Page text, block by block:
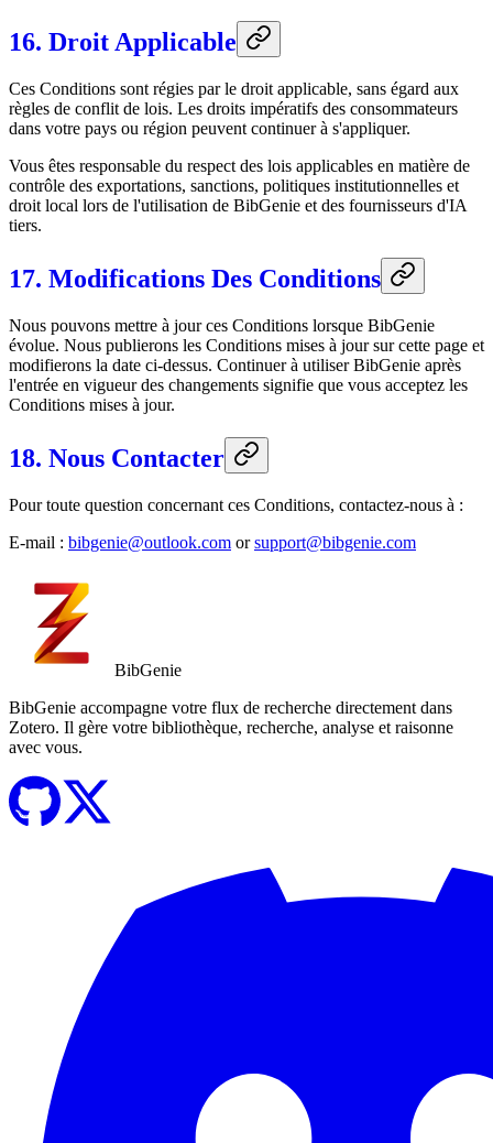
16. Droit Applicable
Ces Conditions sont régies par le droit applicable, sans égard aux
règles de conflit de lois. Les droits impératifs des consommateurs
dans votre pays ou région peuvent continuer à s'appliquer.
Vous êtes responsable du respect des lois applicables en matière de
contrôle des exportations, sanctions, politiques institutionnelles et
droit local lors de l'utilisation de BibGenie et des fournisseurs d'IA
tiers.
17. Modifications Des Conditions
Nous pouvons mettre à jour ces Conditions lorsque BibGenie
évolue. Nous publierons les Conditions mises à jour sur cette page et
modifierons la date ci-dessus. Continuer à utiliser BibGenie après
l'entrée en vigueur des changements signifie que vous acceptez les
Conditions mises à jour.
18. Nous Contacter
Pour toute question concernant ces Conditions, contactez-nous à :
E-mail : bibgenie@outlook.com orsupport@bibgenie.com
BibGenie
BibGenie accompagne votre flux de recherche directement dans
Zotero. Il gère votre bibliothèque, recherche, analyse et raisonne
avec vous.